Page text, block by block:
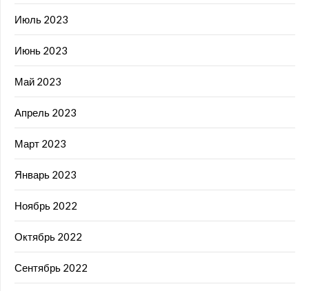
Июль 2023
Июнь 2023
Май 2023
Апрель 2023
Март 2023
Январь 2023
Ноябрь 2022
Октябрь 2022
Сентябрь 2022